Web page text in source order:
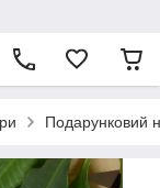
Подарунковий